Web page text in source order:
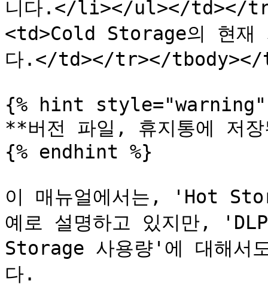
니다.</li></ul></td></
<td>Cold Storage의 현재
다.</td></tr></
{% hint style="warning"
**버전 파일, 휴지통에 저
{% endhint %}
이 매뉴얼에서는, 'Hot
예로 설명하고 있지만,
Storage 사용량'에 대해서
다.